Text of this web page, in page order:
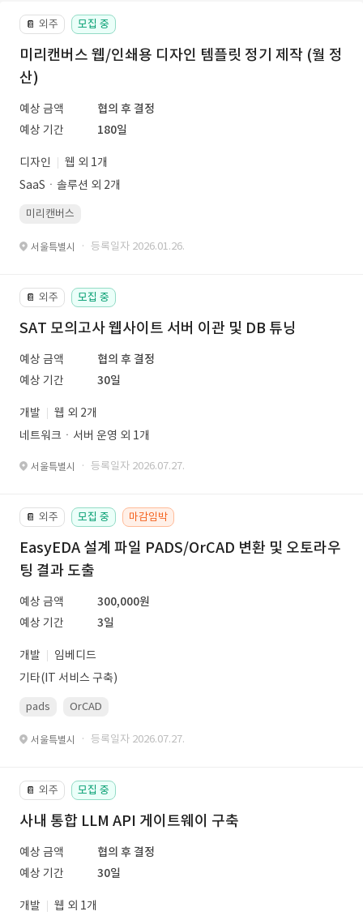
📔 외주 모집 중
미리캔버스 웹/인쇄용 디자인 템플릿 정기 제작 (월 정
산)
예상 금액
협의 후 결정
예상 기간
180일
디자인
웹 외 1개
SaaSㆍ솔루션 외 2개
미리캔버스
서울특별시 · 등록일자 2026.01.26.
📔 외주 모집 중
SAT 모의고사 웹사이트 서버 이관 및 DB 튜닝
예상 금액
협의 후 결정
예상 기간
30일
개발
웹 외 2개
네트워크ㆍ서버 운영 외 1개
서울특별시 · 등록일자 2026.07.27.
📔 외주 모집 중 마감임박
EasyEDA 설계 파일 PADS/OrCAD 변환 및 오토라우
팅 결과 도출
예상 금액
300,000원
예상 기간
3일
개발
임베디드
기타(IT 서비스 구축)
pads OrCAD
서울특별시 · 등록일자 2026.07.27.
📔 외주 모집 중
사내 통합 LLM API 게이트웨이 구축
예상 금액
협의 후 결정
예상 기간
30일
개발
웹 외 1개